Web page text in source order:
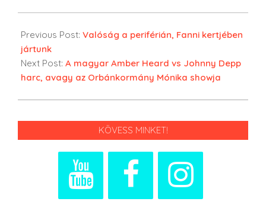
Previous Post: Valóság a periférián, Fanni kertjében
jártunk
Next Post: A magyar Amber Heard vs Johnny Depp
harc, avagy az Orbánkormány Mónika showja
KÖVESS MINKET!